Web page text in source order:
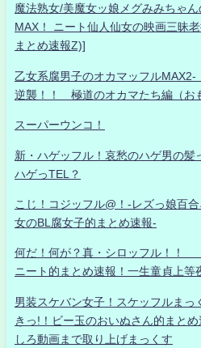
魔法熟女/美魔女ッ娘メグみみちゃ
MAX！ ニート仙人仙女の映画三昧
まとめ速報Z)]
乙女系腐男子のオカマッフル
逆襲！！ 極道のオカマたち編（お
スーパーウンコ！
新・ハゲッフル！哀愁のハゲ男の髪
ハゲっTEL？
こじ！コジッフル@！-レズっ娘百
女のBL腐女子的まとめ速報-
何だ！何が？真・シロッフル！
ニート的まとめ速報！一生童貞上等
男装スケバン女子！スケッフルまっ
きっ!！ビー玉のおいぬさん的まと
しろ動画まで取り上げまっくす